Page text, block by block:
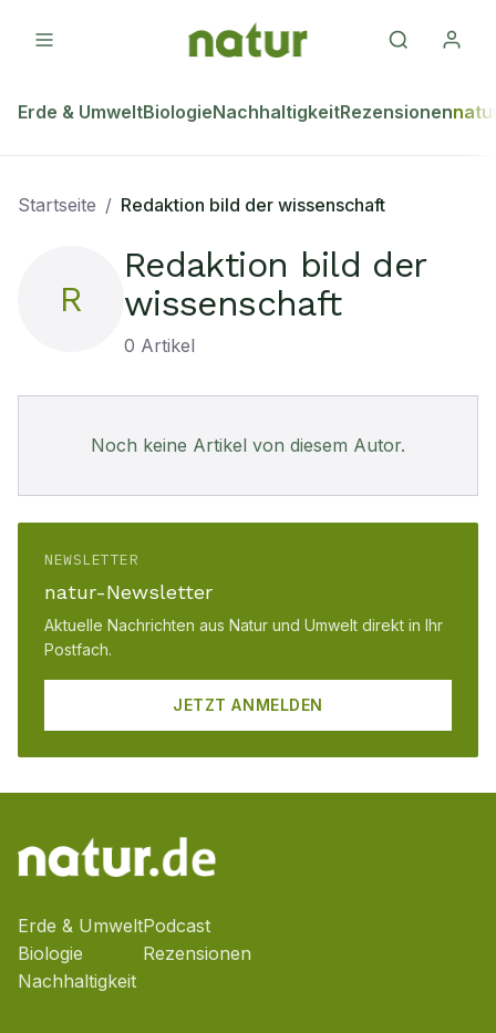
Erde & UmweltBiologieNachhaltigkeitRezensionen
Startseite / Redaktion bild der wissenschaft
R
Redaktion bild der
wissenschaft
0 Artikel
Noch keine Artikel von diesem Autor.
NEWSLETTER
natur-Newsletter
Aktuelle Nachrichten aus Natur und Umwelt direkt in Ihr
Postfach.
JETZT ANMELDEN
Erde & Umwelt
Biologie
Nachhaltigkeit
Podcast
Rezensionen